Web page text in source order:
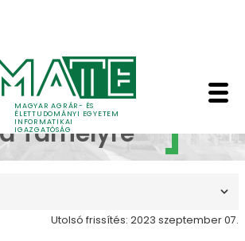
MAGYAR AGRÁR- ÉS
ÉLETTUDOMÁNYI EGYETEM
INFORMATIKAI
IGAZGATÓSÁG
-
a Tárhelyre
Utolsó frissítés: 2023 szeptember 07.